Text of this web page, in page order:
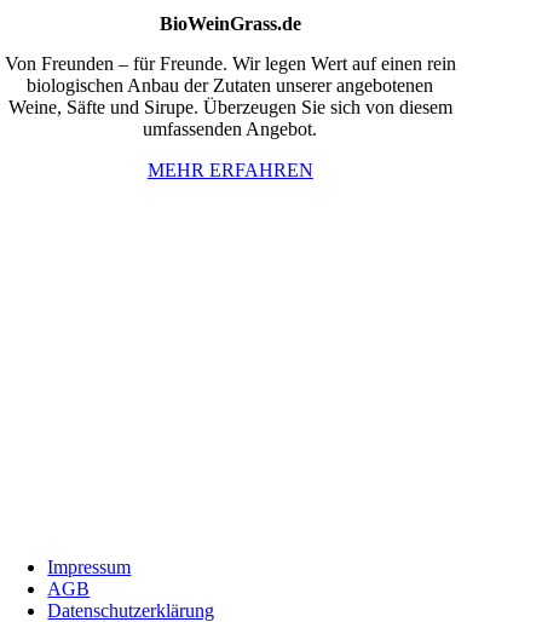
BioWeinGrass.de
Von Freunden – für Freunde. Wir legen Wert auf einen rein
biologischen Anbau der Zutaten unserer angebotenen
Weine, Säfte und Sirupe. Überzeugen Sie sich von diesem
umfassenden Angebot.
MEHR ERFAHREN
Impressum
AGB
Datenschutzerklärung